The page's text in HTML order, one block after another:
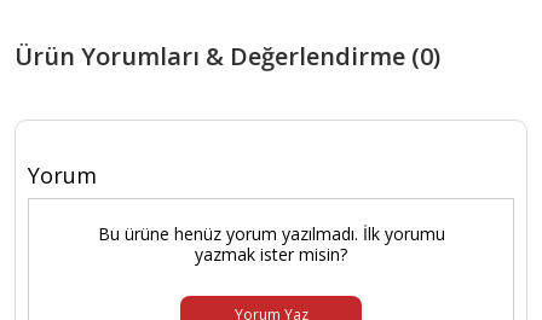
Ürün Yorumları & Değerlendirme (0)
Yorum
Bu ürüne henüz yorum yazılmadı. İlk yorumu
yazmak ister misin?
Yorum Yaz